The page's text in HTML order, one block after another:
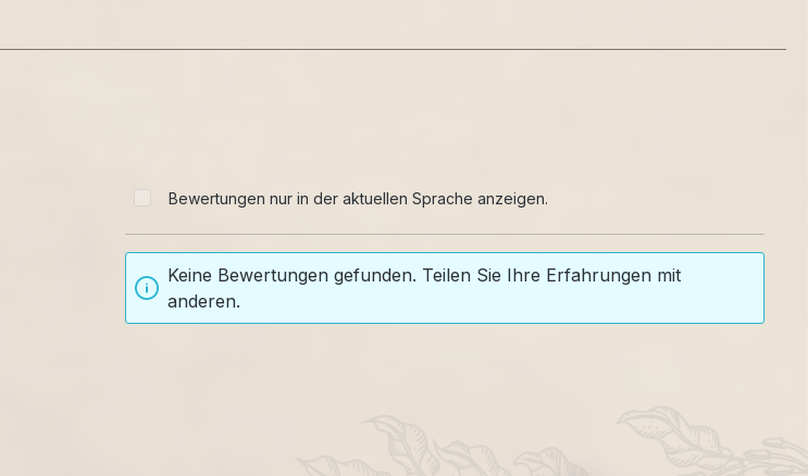
Bewertungen nur in der aktuellen Sprache anzeigen.
Keine Bewertungen gefunden. Teilen Sie Ihre Erfahrungen mit
anderen.